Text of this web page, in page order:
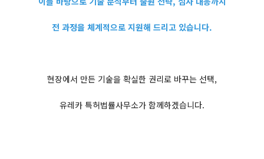
전 과정을 체계적으로 지원해 드리고 있습니다.
현장에서 만든 기술을 확실한 권리로 바꾸는 선택,
유레카 특허법률사무소가 함께하겠습니다.